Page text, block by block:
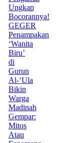
Ungkap
Bocorannya!
GEGER
Penampakan
‘Wanita
Biru’
di
Gurun
Al-‘Ula
Bikin
Warga
Madinah
Gempar:
Mitos
Atau